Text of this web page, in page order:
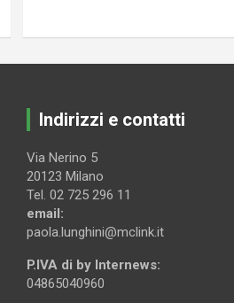
Indirizzi e contatti
Via Nerino 5
20123 Milano
Tel. 02 725 296 11
email:
paola.lunghini@mclink.it
P.IVA di by Internews:
04865040960